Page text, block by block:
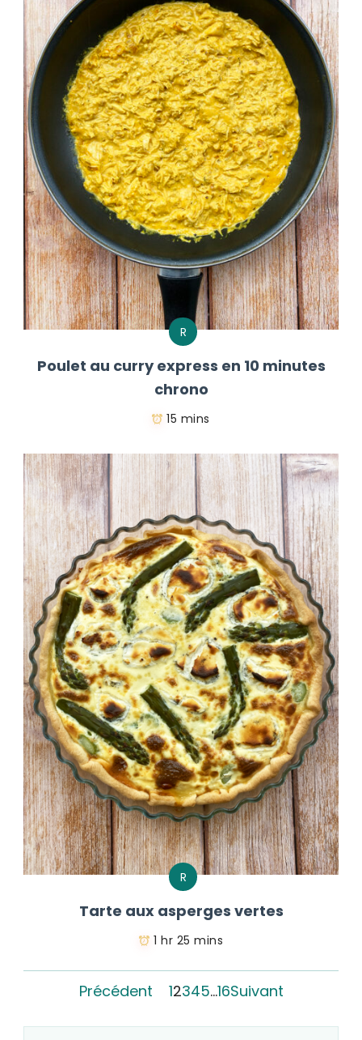
R
Poulet au curry express en 10 minutes
chrono
15 mins
R
Tarte aux asperges vertes
1 hr 25 mins
Précédent 12345…16Suivant